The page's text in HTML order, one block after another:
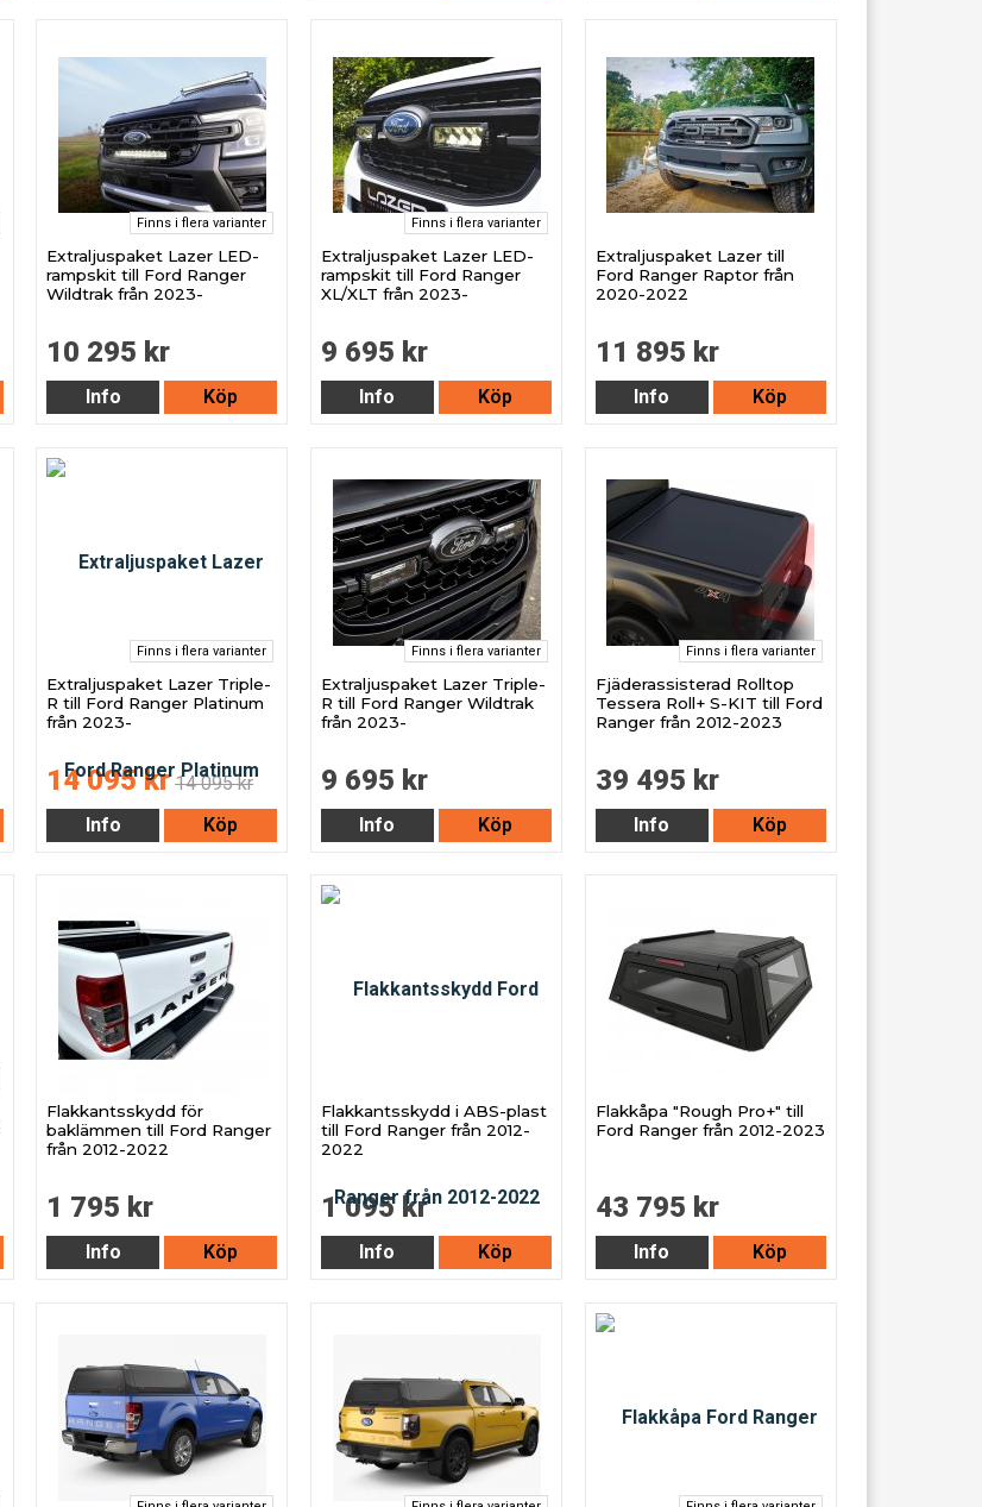
Finns i flera varianter
Extraljuspaket Lazer LED-
rampskit till Ford Ranger
Wildtrak från 2023-
10 295 kr
Info Köp
Finns i flera varianter
Extraljuspaket Lazer LED-
rampskit till Ford Ranger
XL/XLT från 2023-
9 695 kr
Info Köp
Extraljuspaket Lazer till
Ford Ranger Raptor från
2020-2022
11 895 kr
Info Köp
Finns i flera varianter
Extraljuspaket Lazer Triple-
R till Ford Ranger Platinum
från 2023-
14 095 kr 14 095 kr
Info
Köp
Finns i flera varianter
Extraljuspaket Lazer Triple-
R till Ford Ranger Wildtrak
från 2023-
9 695 kr
Info Köp
Finns i flera varianter
Fjäderassisterad Rolltop
Tessera Roll+ S-KIT till Ford
Ranger från 2012-2023
39 495 kr
Info Köp
Flakkantsskydd för
baklämmen till Ford Ranger
från 2012-2022
1 795 kr
Info Köp
Flakkantsskydd i ABS-plast
till Ford Ranger från 2012-
2022
1 095 kr
Info Köp
Flakkåpa "Rough Pro+" till
Ford Ranger från 2012-2023
43 795 kr
Info Köp